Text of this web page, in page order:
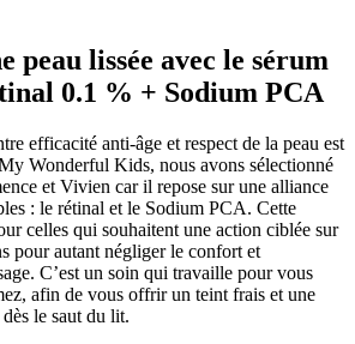
peau lissée avec le sérum
0.1 % + Sodium PCA
efficacité anti-âge et respect de la peau est
Wonderful Kids, nous avons sélectionné
et Vivien car il repose sur une alliance
: le rétinal et le Sodium PCA. Cette
celles qui souhaitent une action ciblée sur
pour autant négliger le confort et
C’est un soin qui travaille pour vous
afin de vous offrir un teint frais et une
le saut du lit.